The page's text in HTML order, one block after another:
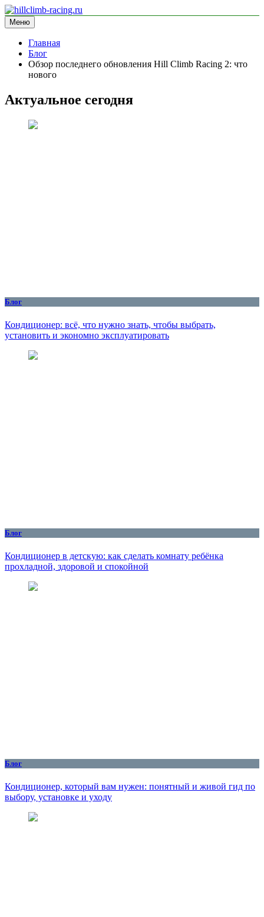
Перейти
к
содержимому
hillclimb-racing.ru
информационный сайт
Меню
Главная
Блог
Обзор последнего обновления Hill Climb Racing 2: что
нового
Актуальное сегодня
Блог
Кондиционер: всё, что нужно знать, чтобы выбрать,
установить и экономно эксплуатировать
Блог
Кондиционер в детскую: как сделать комнату ребёнка
прохладной, здоровой и спокойной
Блог
Кондиционер, который вам нужен: понятный и живой гид по
выбору, установке и уходу